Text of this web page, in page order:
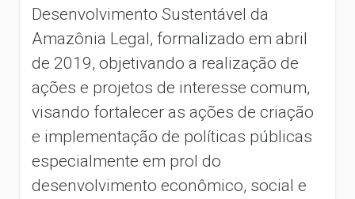
Desenvolvimento Sustentável da
Amazônia Legal, formalizado em abril
de 2019, objetivando a realização de
ações e projetos de interesse comum,
visando fortalecer as ações de criação
e implementação de políticas públicas
especialmente em prol do
desenvolvimento econômico, social e